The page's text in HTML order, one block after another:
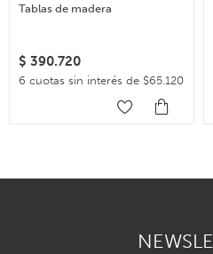
Tablas de madera
$ 390.720
6 cuotas sin interés de $65.120